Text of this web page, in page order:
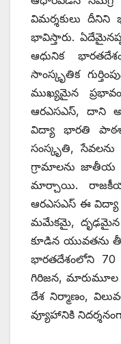
విమర్శకులు
భావిస్తారు.
ఆధునిక
సాంస్కృతిక
ముఖ్యమైన
ఆరఎసఎస్, దాని
విద్యా భారతి
సంస్కృతి,
గ్రామాలను జాతీయ
మార్చాయి. రాజకీయ
ఆరఎసఎస్ ఈ విద్యా
మమేకమై, దృఢమైన
కూడిన యువతను
భారతదేశంలోని 70
గిరిజన, మారుమూల
దేశ నిర్మాణం,
వ్యూహానికి